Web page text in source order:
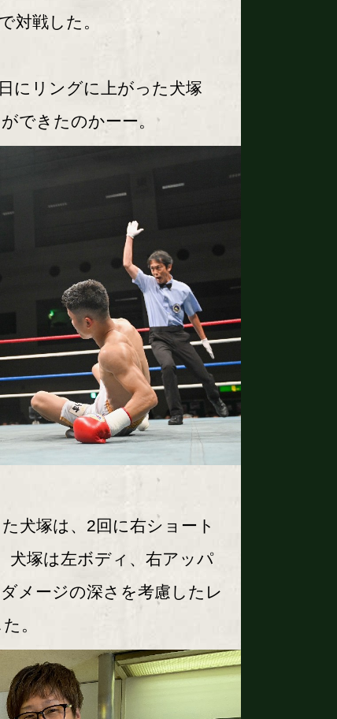
対戦した。
にリングに上がった犬塚
できたのかーー。
塚は、2回に右ショート
犬塚は左ボディ、右アッパ
メージの深さを考慮したレ
。